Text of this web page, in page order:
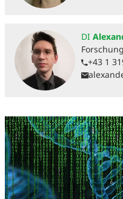
DI
+43 1